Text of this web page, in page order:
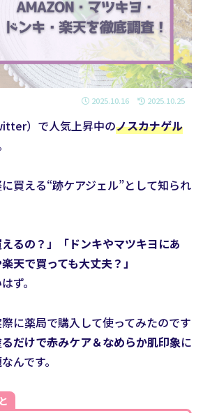
2025.10.16 2025.10.25
）で人気上昇中のノスカナゲル
買える“跡ケアジェル”として知られ
えるの？」「ドンキやマツキヨにあ
天で買っても大丈夫？」
ず。
に薬局で購入して使ってみたのです
だけで赤みケア＆なめらか肌印象に
んです。